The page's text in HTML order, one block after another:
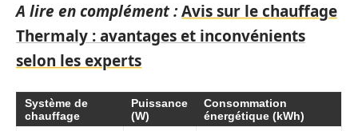
A lire en complément :Avis sur le chauffage
Thermaly : avantages et inconvénients
selon les experts
Système de
chauffage
Puissance
(W)
Consommation
énergétique (kWh)